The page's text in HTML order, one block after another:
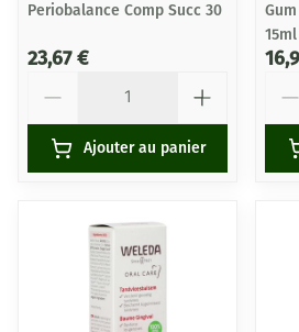
Periobalance Comp Succ 30
23,67 €
Ajouter au panier
15ml